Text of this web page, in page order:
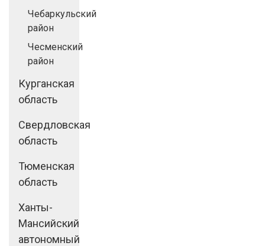
Чебаркульский
район
Чесменский
район
Курганская
область
Свердловская
область
Тюменская
область
Ханты-
Мансийский
автономный